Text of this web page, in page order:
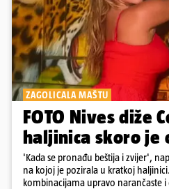
ZAGOLICALA MAŠTU
FOTO Nives diže
haljinica skoro je
'Kada se pronađu beštija i zvijer',
na kojoj je pozirala u kratkoj
kombinacijama upravo narančaste i